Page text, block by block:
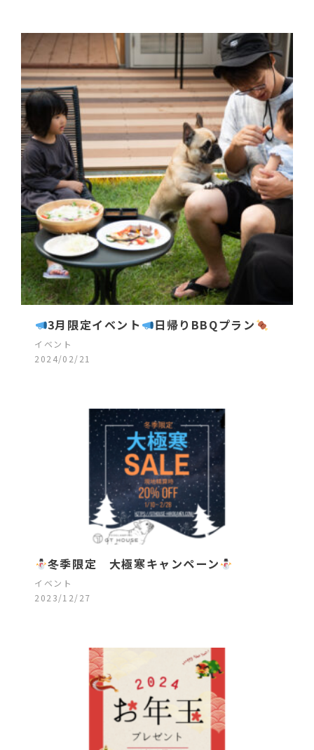
3月限定イベント 日帰りBBQプラン
イベント
2024/02/21
冬季限定 大極寒キャンペーン
イベント
2023/12/27